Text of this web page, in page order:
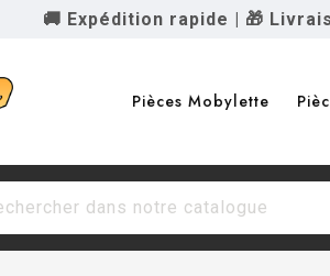
🚚 Expédition rapide | 🎁
Pièces Mobylette